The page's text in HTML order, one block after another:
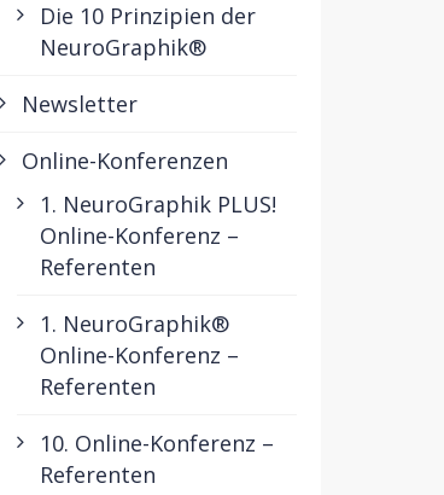
Die 10 Prinzipien der
NeuroGraphik®
Newsletter
Online-Konferenzen
1. NeuroGraphik PLUS!
Online-Konferenz –
Referenten
1. NeuroGraphik®
Online-Konferenz –
Referenten
10. Online-Konferenz –
Referenten